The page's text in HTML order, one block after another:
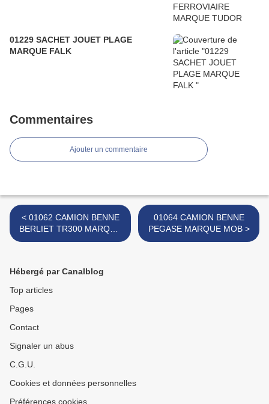
01229 SACHET JOUET PLAGE
MARQUE FALK
Commentaires
Ajouter un commentaire
< 01062 CAMION BENNE
BERLIET TR300 MARQUE
MOB SUPERJOUET
01064 CAMION BENNE
PEGASE MARQUE MOB >
Hébergé par Canalblog
Top articles
Pages
Contact
Signaler un abus
C.G.U.
Cookies et données personnelles
Préférences cookies